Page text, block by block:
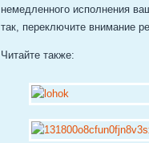
немедленного исполнения
так, переключите внимание
Читайте также: